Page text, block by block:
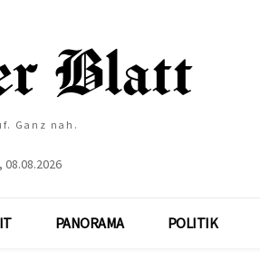
Ganz nah.
PANORAMA POLITIK